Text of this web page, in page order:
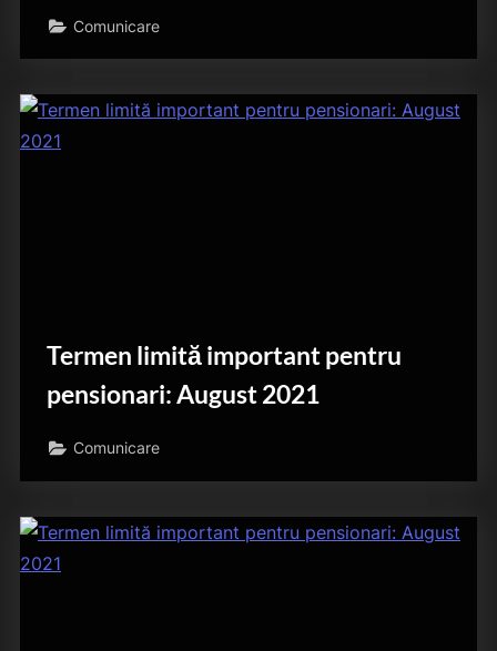
Comunicare
Termen limită important pentru
pensionari: August 2021
Comunicare